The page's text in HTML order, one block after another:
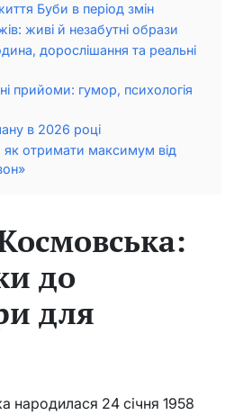
Буби в період змін
живі й незабутні образи
дорослішання та реальні
прийоми: гумор, психологія
в 2026 році
отримати максимум від
до
для
народилася 24 січня 1958